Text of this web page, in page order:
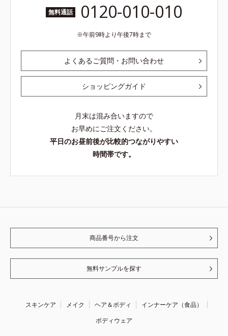
無料通話 0120-010-010
午前9時より午後7時まで
よくあるご質問・お問い合わせ
ショッピングガイド
月末は混み合いますので
お早めにご注文ください。
平日のお昼前後が比較的つながりやすい
時間帯です。
商品番号から注文
無料サンプルを探す
スキンケア メイク ヘア＆ボディ
インナーケア（食品）
ボディウェア